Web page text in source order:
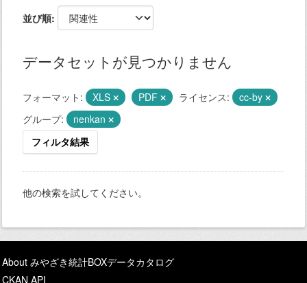
並び順
データセットが見つかりません
フォーマット: XLS PDF ライセンス:
cc-by
グループ:
nenkan
フィルタ結果
他の検索を試してください。
About みやざき統計BOXデータカタログ
CKAN API